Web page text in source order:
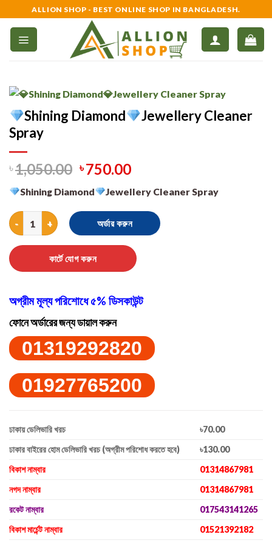
to
content
ALLION SHOP - BEST ONLINE SHOP IN BANGLADESH.
Shining Diamond
Jewellery Cleaner
Spray
৳1,050.00 ৳750.00
Shining Diamond Jewellery Cleaner Spray
Shining Diamond Jewellery Cleaner Spray quantity
অর্ডার করুন
কার্টে যোগ করুন
অগ্রীম মূল্য পরিশোধে ৫% ডিসকাউন্ট
ফোনে অর্ডারের জন্য ডায়াল করুন
01319292820
01927765200
ঢাকায় ডেলিভারি খরচ
৳70.00
ঢাকার বাইরের হোম ডেলিভারি খরচ (অগ্রীম পরিশোধ করতে হবে)
৳130.00
বিকাশ নাম্বার
01314867981
নগদ নাম্বার
01314867981
রকেট নাম্বার
017543141265
বিকাশ মার্চেন্ট নাম্বার
01521392182